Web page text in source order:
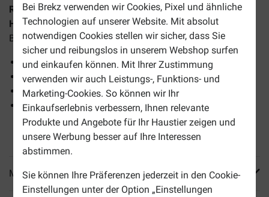
Bei Brekz verwenden wir Cookies, Pixel und ähnliche
Technologien auf unserer Website. Mit absolut
notwendigen Cookies stellen wir sicher, dass Sie
sicher und reibungslos in unserem Webshop surfen
und einkaufen können. Mit Ihrer Zustimmung
verwenden wir auch Leistungs-, Funktions- und
Marketing-Cookies. So können wir Ihr
Einkaufserlebnis verbessern, Ihnen relevante
Produkte und Angebote für Ihr Haustier zeigen und
unsere Werbung besser auf Ihre Interessen
abstimmen.
Sie können Ihre Präferenzen jederzeit in den Cookie-
Einstellungen unter der Option „Einstellungen
Royal Canin Puppy (Welpen) Französische Bulldogge
Hundefutterist ein Spezialfutter für Französische
Bulldoggen-Welpen unter 1 Jahr.
leicht verdaulich
Gesunde Entwicklung der Muskeln
Gesunde Entwicklung der Gelenke
Gute körperliche Verfassung
Mehr Produktinfos